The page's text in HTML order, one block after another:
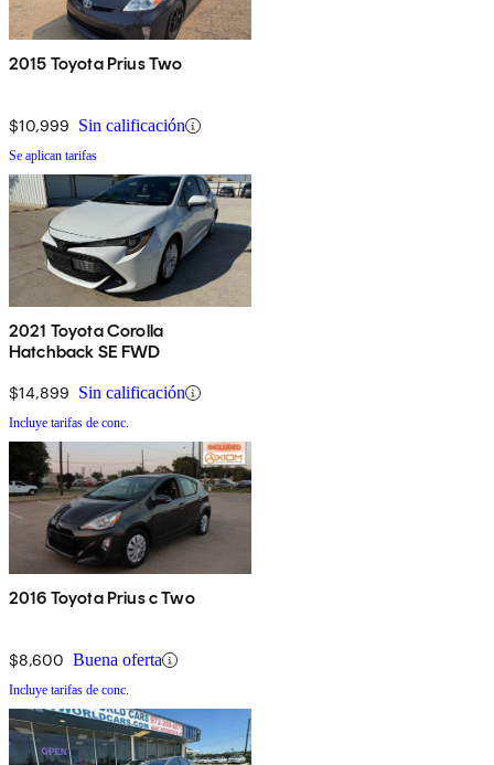
2015 Toyota Prius Two
$10,999 Sin calificación
Se aplican tarifas
2021 Toyota Corolla
Hatchback SE FWD
$14,899 Sin calificación
Incluye tarifas de conc.
2016 Toyota Prius c Two
$8,600 Buena oferta
Incluye tarifas de conc.